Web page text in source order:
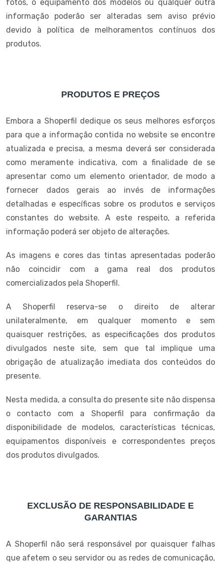
fotos, o equipamento dos modelos ou qualquer outra
informação poderão ser alteradas sem aviso prévio
devido à política de melhoramentos contínuos dos
produtos.
PRODUTOS E PREÇOS
Embora a Shoperfil dedique os seus melhores esforços
para que a informação contida no website se encontre
atualizada e precisa, a mesma deverá ser considerada
como meramente indicativa, com a finalidade de se
apresentar como um elemento orientador, de modo a
fornecer dados gerais ao invés de informações
detalhadas e específicas sobre os produtos e serviços
constantes do website. A este respeito, a referida
informação poderá ser objeto de alterações.
As imagens e cores das tintas apresentadas poderão
não coincidir com a gama real dos produtos
comercializados pela Shoperfil.
A Shoperfil reserva-se o direito de alterar
unilateralmente, em qualquer momento e sem
quaisquer restrições, as especificações dos produtos
divulgados neste site, sem que tal implique uma
obrigação de atualização imediata dos conteúdos do
presente.
Nesta medida, a consulta do presente site não dispensa
o contacto com a Shoperfil para confirmação da
disponibilidade de modelos, características técnicas,
equipamentos disponíveis e correspondentes preços
dos produtos divulgados.
EXCLUSÃO DE RESPONSABILIDADE E
GARANTIAS
A Shoperfil não será responsável por quaisquer falhas
que afetem o seu servidor ou as redes de comunicação,